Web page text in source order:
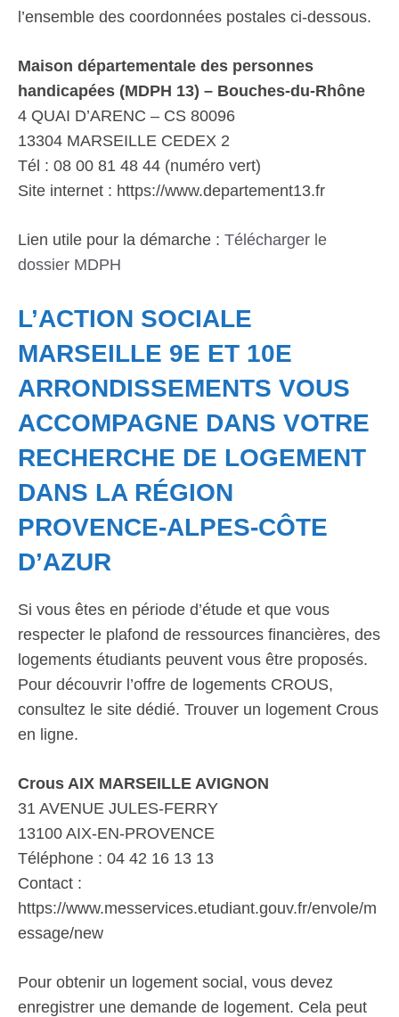
l’ensemble des coordonnées postales ci-dessous.
Maison départementale des personnes
handicapées (MDPH 13) – Bouches-du-Rhône
4 QUAI D’ARENC – CS 80096
13304 MARSEILLE CEDEX 2
Tél : 08 00 81 48 44 (numéro vert)
Site internet : https://www.departement13.fr
Lien utile pour la démarche : Télécharger le
dossier MDPH
L’ACTION SOCIALE
MARSEILLE 9E ET 10E
ARRONDISSEMENTS VOUS
ACCOMPAGNE DANS VOTRE
RECHERCHE DE LOGEMENT
DANS LA RÉGION
PROVENCE-ALPES-CÔTE
D’AZUR
Si vous êtes en période d’étude et que vous
respecter le plafond de ressources financières, des
logements étudiants peuvent vous être proposés.
Pour découvrir l’offre de logements CROUS,
consultez le site dédié. Trouver un logement Crous
en ligne.
Crous AIX MARSEILLE AVIGNON
31 AVENUE JULES-FERRY
13100 AIX-EN-PROVENCE
Téléphone : 04 42 16 13 13
Contact :
https://www.messervices.etudiant.gouv.fr/envole/m
essage/new
Pour obtenir un logement social, vous devez
enregistrer une demande de logement. Cela peut